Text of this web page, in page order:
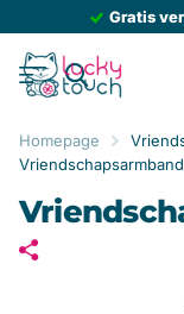
Gratis
Gratis
Homepage